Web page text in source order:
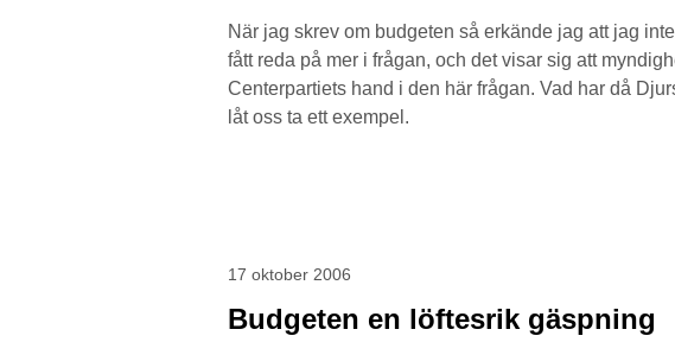
När jag skrev om budgeten så erkände jag att jag
fått reda på mer i frågan, och det visar sig att
Centerpartiets hand i den här frågan. Vad har då
låt oss ta ett exempel.
17 oktober 2006
Budgeten en löftesrik gäspning